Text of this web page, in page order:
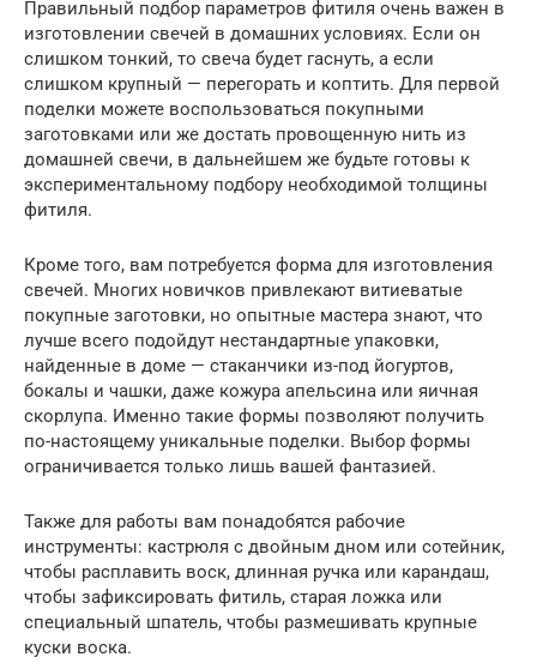
Правильный подбор параметров фитиля очень важен в
изготовлении свечей в домашних условиях. Если он
слишком тонкий, то свеча будет гаснуть, а если
слишком крупный — перегорать и коптить. Для первой
поделки можете воспользоваться покупными
заготовками или же достать провощенную нить из
домашней свечи, в дальнейшем же будьте готовы к
экспериментальному подбору необходимой толщины
фитиля.
Кроме того, вам потребуется форма для изготовления
свечей. Многих новичков привлекают витиеватые
покупные заготовки, но опытные мастера знают, что
лучше всего подойдут нестандартные упаковки,
найденные в доме — стаканчики из-под йогуртов,
бокалы и чашки, даже кожура апельсина или яичная
скорлупа. Именно такие формы позволяют получить
по-настоящему уникальные поделки. Выбор формы
ограничивается только лишь вашей фантазией.
Также для работы вам понадобятся рабочие
инструменты: кастрюля с двойным дном или сотейник,
чтобы расплавить воск, длинная ручка или карандаш,
чтобы зафиксировать фитиль, старая ложка или
специальный шпатель, чтобы размешивать крупные
куски воска.